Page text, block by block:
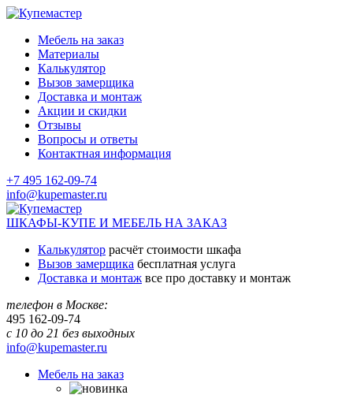
Мебель на заказ
Материалы
Калькулятор
Вызов замерщика
Доставка и монтаж
Акции и скидки
Отзывы
Вопросы и ответы
Контактная информация
+7 495 162-09-74
info@kupemaster.ru
ШКАФЫ-КУПЕ И МЕБЕЛЬ НА ЗАКАЗ
Калькулятор расчёт стоимости шкафа
Вызов замерщика бесплатная услуга
Доставка и монтаж все про доставку и монтаж
телефон в Москве:
495 162-09-74
с 10 до 21 без выходных
info@kupemaster.ru
Мебель на заказ